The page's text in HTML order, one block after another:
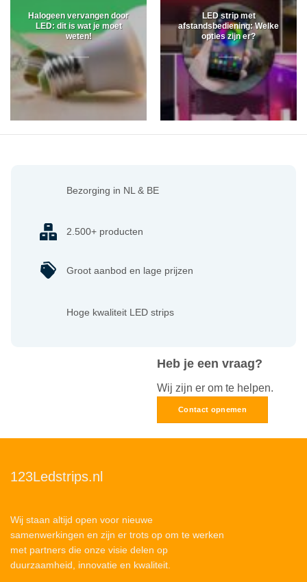
Halogeen vervangen door
LED: dit is wat je moet
weten!
LED strip met
afstandsbediening: Welke
opties zijn er?
Heb je een vraag?
Wij zijn er om te helpen.
Contact opnemen
Bezorging in NL & BE
2.500+ producten
Groot aanbod en lage prijzen
Hoge kwaliteit LED strips
123Ledstrips.nl
Wij staan altijd open voor nieuwe
samenwerkingen en zijn er trots op om te werken
met partners die onze visie delen op
duurzaamheid, innovatie en kwaliteit.